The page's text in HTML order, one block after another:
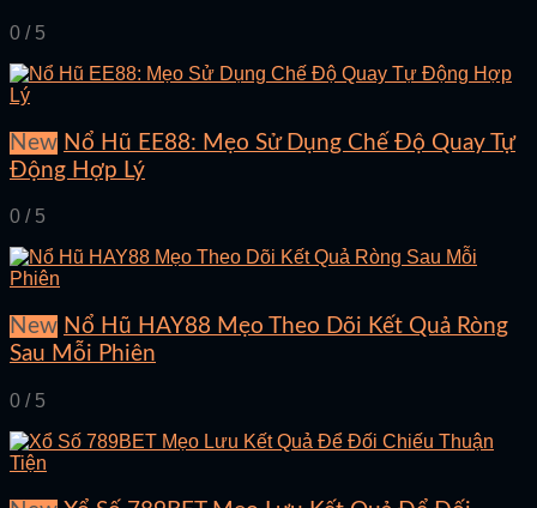
0 / 5
New Nổ Hũ EE88: Mẹo Sử Dụng Chế Độ Quay Tự
Động Hợp Lý
0 / 5
New Nổ Hũ HAY88 Mẹo Theo Dõi Kết Quả Ròng
Sau Mỗi Phiên
0 / 5